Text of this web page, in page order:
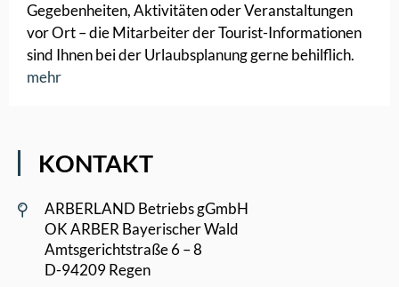
Gegebenheiten, Aktivitäten oder Veranstaltungen
vor Ort – die Mitarbeiter der Tourist-Informationen
sind Ihnen bei der Urlaubsplanung gerne behilflich.
mehr
KONTAKT
ARBERLAND Betriebs gGmbH
OK ARBER Bayerischer Wald
Amtsgerichtstraße 6 – 8
D-94209 Regen